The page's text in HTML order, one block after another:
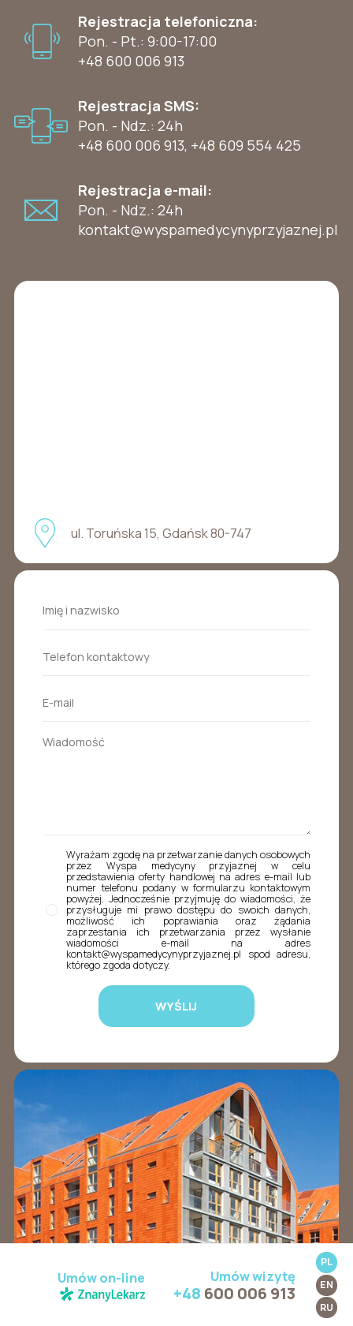
Umów on-line Umów wizytę
+48 600 006 913
PL
EN
RU
Rejestracja telefoniczna:
Pon. - Pt.: 9:00-17:00
+48 600 006 913
Rejestracja SMS:
Pon. - Ndz.: 24h
+48 600 006 913, +48 609 554 425
Rejestracja e-mail:
Pon. - Ndz.: 24h
kontakt@wyspamedycynyprzyjaznej.pl
ul. Toruńska 15, Gdańsk 80-747
Wyrażam zgodę na przetwarzanie danych osobowych
przez Wyspa medycyny przyjaznej w celu
przedstawienia oferty handlowej na adres e-mail lub
numer telefonu podany w formularzu kontaktowym
powyżej. Jednocześnie przyjmuję do wiadomości, że
przysługuje mi prawo dostępu do swoich danych,
możliwość ich poprawiania oraz żądania
zaprzestania ich przetwarzania przez wysłanie
wiadomości e-mail na adres
kontakt@wyspamedycynyprzyjaznej.pl spod adresu,
którego zgoda dotyczy.